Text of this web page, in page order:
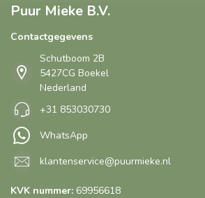
Puur Mieke B.V.
Contactgegevens
Schutboom 2B
5427CG Boekel
Nederland
+31 853030730
WhatsApp
klantenservice@puurmieke.nl
KVK nummer: 69956618